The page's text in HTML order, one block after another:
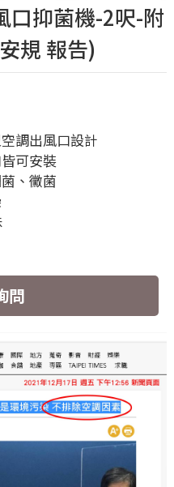
口抑菌機-2呎-附
規 報告)
調出風口設計
可安裝
、黴菌
問